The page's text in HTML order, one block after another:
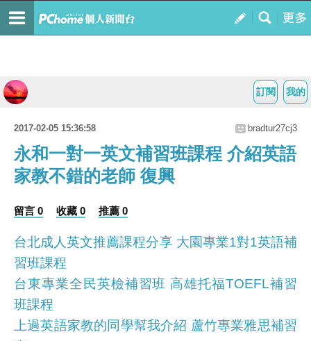
我的
訂閱
2017-02-05 15:36:58 bradtur27cj3
永和一對一英文補習班課程 介紹英語
家教不錯的老師 復興
留言 0 收藏 0 推薦 0
台北成人英文推薦課程分享 大園專業1對1英語補
習班課程
台東專業全民英檢補習班 高雄托福TOEFL補習
班課程
上過英語家教的同學幫我介紹 蘆竹專業雅思補習